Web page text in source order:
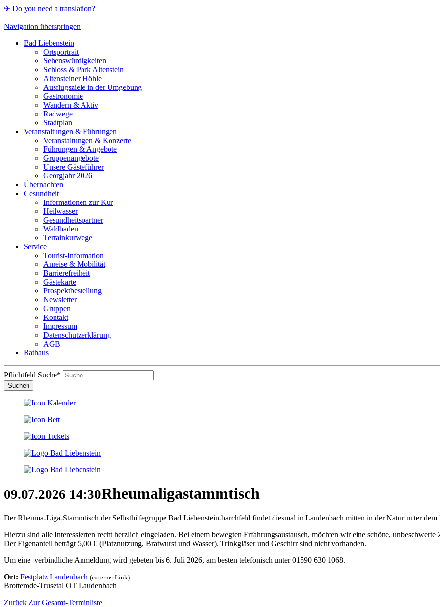
✈ Do you need a translation?
Navigation überspringen
Bad Liebenstein
Ortsportrait
Sehenswürdigkeiten
Schloss & Park Altenstein
Altensteiner Höhle
Ausflugsziele in der Umgebung
Gastronomie
Wandern & Aktiv
Radwege
Stadtplan
Veranstaltungen & Führungen
Veranstaltungen & Konzerte
Führungen & Angebote
Gruppenangebote
Unsere Gästeführer
Georgjahr 2026
Übernachten
Gesundheit
Informationen zur Kur
Heilwasser
Gesundheitspartner
Waldbaden
Terrainkurwege
Service
Tourist-Information
Anreise & Mobilität
Barrierefreiheit
Gästekarte
Prospektbestellung
Newsletter
Gruppen
Kontakt
Impressum
Datenschutzerklärung
AGB
Rathaus
Pflichtfeld Suche*
Suchen
09.07.2026 14:30Rheumaligastammtisch
Der Rheuma-Liga-Stammtisch der Selbsthilfegruppe Bad Liebenstein-barchfeld findet diesmal in Laudenbach mitten in der Natur unter
Hierzu sind alle Interessierten recht herzlich eingeladen. Bei einem bewegten Erfahrungsaustausch, möchten wir eine schöne,
Der Eigenanteil beträgt 5,00 € (Platznutzung, Bratwurst und Wasser). Trinkgläser und Geschirr sind nicht vorhanden.
Um eine verbindliche Anmeldung wird gebeten bis 6. Juli 2026, am besten telefonisch unter 01590 630 1068.
Ort: Festplatz Laudenbach (externer Link)
Brotterode-Trusetal OT Laudenbach
Zurück Zur Gesamt-Terminliste